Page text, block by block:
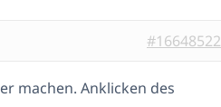
#16648522
machen. Anklicken des